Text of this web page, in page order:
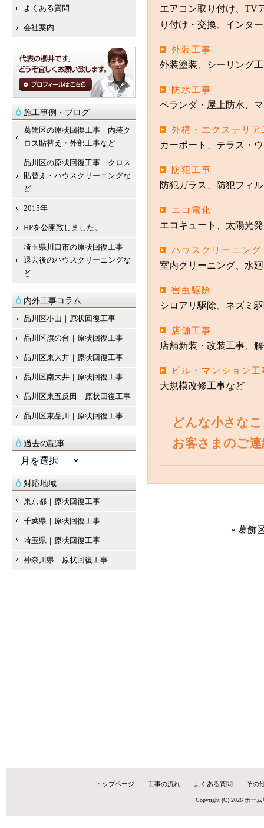
エアコン取り付け、TV
り付け・交換、インタ
外装工事
外装塗装、シーリング
防水工事
ベランダ・屋上防水、
外構・エクステリア
カーポート、テラス・
防犯工事
防犯ガラス、防犯フィ
エコ電化
エコキュート、太陽光
ハウスクリーニング
室内クリーニング、水
害虫駆除
シロアリ駆除、ネズミ
店舗工事
店舗新装・改装工事、
ビル・マンション工
大規模改修工事など
どんな小さな
お客さまのご
« 葛飾
よくある質問
会社案内
施工事例・ブログ
葛飾区の原状回復工事｜内装ク
ロス貼替え・外部工事など
品川区の原状回復工事｜クロス
貼替え・ハウスクリーニングな
ど
2015年
HPを公開致しました。
埼玉県川口市の原状回復工事｜
退去後のハウスクリーニングな
ど
内外工事コラム
品川区小山｜原状回復工事
品川区旗の台｜原状回復工事
品川区東大井｜原状回復工事
品川区南大井｜原状回復工事
品川区東五反田｜原状回復工事
品川区東品川｜原状回復工事
過去の記事
の
事
対応地域
東京都｜原状回復工事
千葉県｜原状回復工事
埼玉県｜原状回復工事
神奈川県｜原状回復工事
トップページ 工事の流れ よくある質問 その
Copyright (C) 2026 ホーム